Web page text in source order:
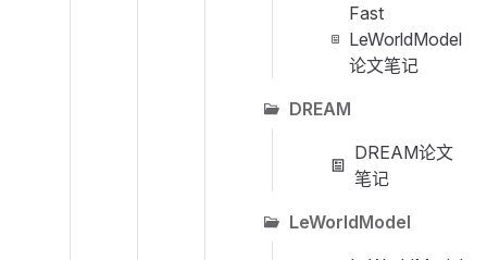
Fast
LeWorldModel
论文笔记
DREAM
DREAM论文
笔记
LeWorldModel